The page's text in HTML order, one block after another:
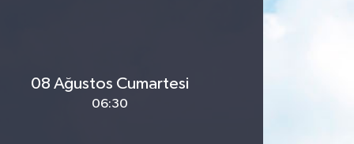
08 Ağustos Cumartesi
06:30